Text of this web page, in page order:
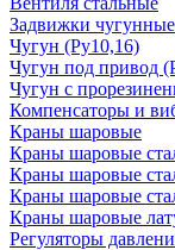
Задвижки чугунные
Чугун (Ру10,16)
Чугун под привод
Чугун с
Компенсаторы и
Краны шаровые
Краны шаровые
Краны шаровые
Краны шаровые
Краны шаровые
Регуляторы